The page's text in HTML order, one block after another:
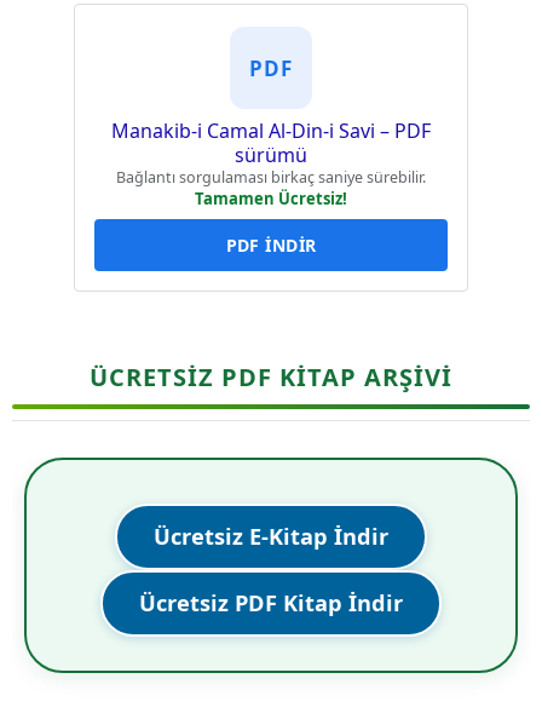
PDF
Manakib-i Camal Al-Din-i Savi – PDF
sürümü
Bağlantı sorgulaması birkaç saniye sürebilir.
Tamamen Ücretsiz!
PDF İNDİR
ÜCRETSİZ PDF KİTAP ARŞİVİ
Ücretsiz E-Kitap İndir
Ücretsiz PDF Kitap İndir